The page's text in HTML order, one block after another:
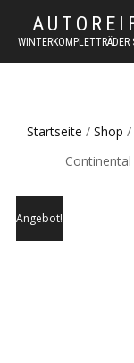
WINTERKOMPLETTRÄDER
Startseite / Shop /
Angebot!